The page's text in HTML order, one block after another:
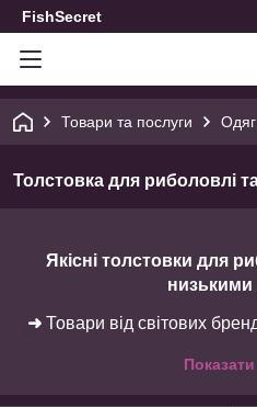
FishSecret
Товари та послуги Одяг
Толстовка для риболовлі
Якісні толстовки для
низькими
➜ Товари від світових
Заощаджуйте на